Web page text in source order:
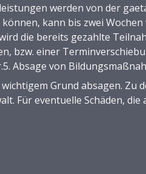
werden von der
kann bis zwei
die bereits gezahlte
bzw. einer
Absage von
Grund absagen.
Für eventuelle Schäden,